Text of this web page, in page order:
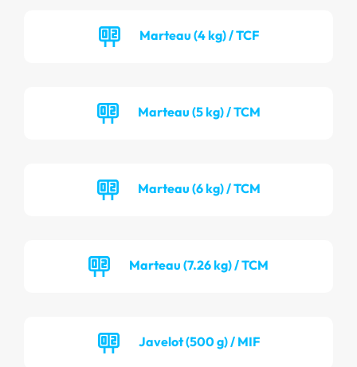
Marteau (4 kg) / TCF
Marteau (5 kg) / TCM
Marteau (6 kg) / TCM
Marteau (7.26 kg) / TCM
Javelot (500 g) / MIF